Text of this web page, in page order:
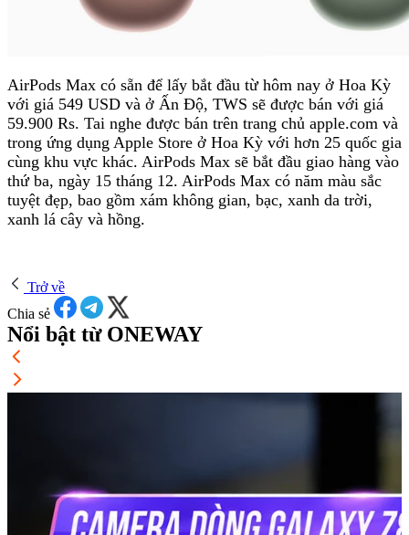
AirPods Max có sẵn để lấy bắt đầu từ hôm nay ở Hoa Kỳ
với giá 549 USD và ở Ấn Độ, TWS sẽ được bán với giá
59.900 Rs. Tai nghe được bán trên trang chủ apple.com và
trong ứng dụng Apple Store ở Hoa Kỳ với hơn 25 quốc gia
cùng khu vực khác. AirPods Max sẽ bắt đầu giao hàng vào
thứ ba, ngày 15 tháng 12. AirPods Max có năm màu sắc
tuyệt đẹp, bao gồm xám không gian, bạc, xanh da trời,
xanh lá cây và hồng.
Trở về
Chia sẻ
Nổi bật từ ONEWAY